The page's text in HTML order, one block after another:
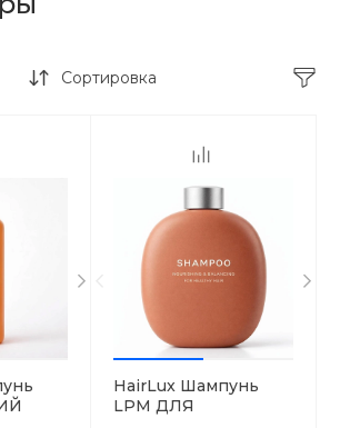
Сортировка
HairLux Шампунь
LPM ДЛЯ